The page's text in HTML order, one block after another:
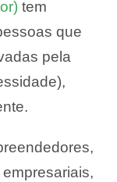
tem
que
pela